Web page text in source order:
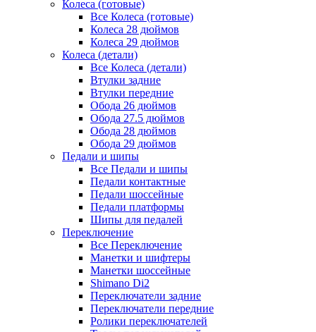
Колеса (готовые)
Все Колеса (готовые)
Колеса 28 дюймов
Колеса 29 дюймов
Колеса (детали)
Все Колеса (детали)
Втулки задние
Втулки передние
Обода 26 дюймов
Обода 27.5 дюймов
Обода 28 дюймов
Обода 29 дюймов
Педали и шипы
Все Педали и шипы
Педали контактные
Педали шоссейные
Педали платформы
Шипы для педалей
Переключение
Все Переключение
Манетки и шифтеры
Манетки шоссейные
Shimano Di2
Переключатели задние
Переключатели передние
Ролики переключателей